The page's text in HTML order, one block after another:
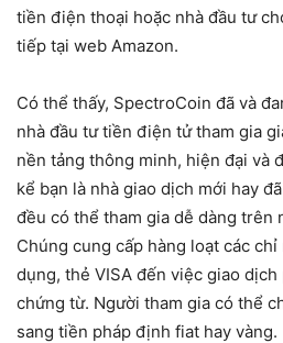
tiền điện thoại hoặc nhà đầu tư
tiếp tại web Amazon.
Có thể thấy, SpectroCoin đã và
nhà đầu tư tiền điện tử tham gia
nền tảng thông minh, hiện đại và
kể bạn là nhà giao dịch mới hay
đều có thể tham gia dễ dàng trên
Chúng cung cấp hàng loạt các
dụng, thẻ VISA đến việc giao
chứng từ. Người tham gia có thể
sang tiền pháp định fiat hay vàng.